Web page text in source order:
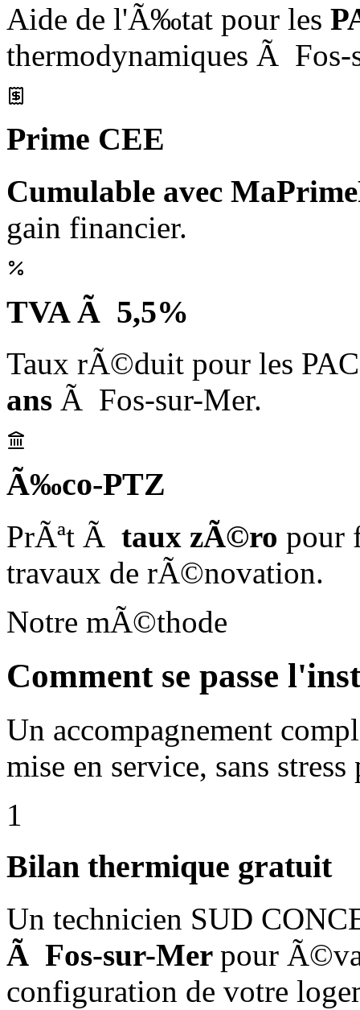
Aide de l'Ã‰tat pour les
thermodynamiques Ã Fos-
Prime CEE
Cumulable avec
gain financier.
TVA Ã 5,5%
Taux rÃ©duit pour les
ans Ã Fos-sur-Mer.
Ã‰co-PTZ
PrÃªt Ã taux zÃ©ro pour
travaux de rÃ©novation.
Notre mÃ©thode
Comment se passe
Un accompagnement
mise en service, sans
1
Bilan thermique gratuit
Un technicien SUD
Ã Fos-sur-Mer pour
configuration de votre